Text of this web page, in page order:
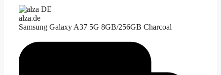
alza.de
Samsung Galaxy A37 5G 8GB/256GB Charcoal